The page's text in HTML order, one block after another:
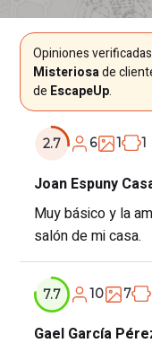
Opiniones
Misteriosade
de EscapeUp.
2.7 6 1 1
Joan Espuny
Muy básico y la
salón de mi casa.
7.7 10 7
Gael García